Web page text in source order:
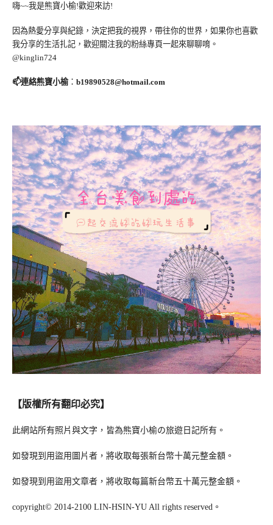
嗨~~我是熊寶小榆!歡迎來訪!
因為熱愛分享與紀錄，決定把我的視界，帶往你的世界，如果你也喜歡
我分享的生活扎記，歡迎關注我的粉絲專頁一起來聊聊唷。
@kinglin724
📫連絡熊寶小榆： b19890528@hotmail.com
【版權所有翻印必究】
此網站所有照片與文字，皆為熊寶小榆の旅遊日記所有。
如發現到用盜用圖片者，將收取每張新台幣十萬元整金額。
如發現到用盜用文章者，將收取每篇新台幣五十萬元整金額。
copyright© 2014-2100 LIN-HSIN-YU All rights reserved。